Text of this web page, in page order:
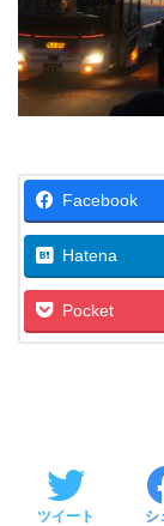
Facebook
Hatena
Pocket
ツイート シ